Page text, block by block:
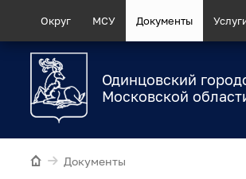
Округ МСУ Документы
Одинцовский
Московской
Документы